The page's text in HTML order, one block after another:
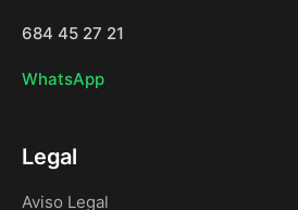
684 45 27 21
WhatsApp
Legal
Aviso Legal